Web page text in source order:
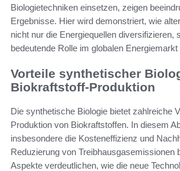
Biologietechniken einsetzen, zeigen
Ergebnisse. Hier wird demonstriert, wie
nicht nur die Energiequellen diversifizieren,
bedeutende Rolle im globalen
Vorteile synthetischer
Biokraftstoff-Produktion
Die synthetische Biologie bietet zahlreiche
Produktion von Biokraftstoffen. In diesem
insbesondere die Kosteneffizienz und
Reduzierung von Treibhausgasemissionen
Aspekte verdeutlichen, wie die neue